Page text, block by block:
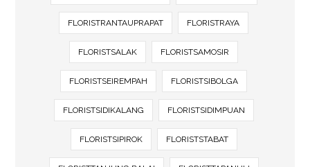
FLORISTRANTAUPRAPAT FLORISTRAYA
FLORISTSALAK FLORISTSAMOSIR
FLORISTSEIREMPAH FLORISTSIBOLGA
FLORISTSIDIKALANG FLORISTSIDIMPUAN
FLORISTSIPIROK FLORISTSTABAT